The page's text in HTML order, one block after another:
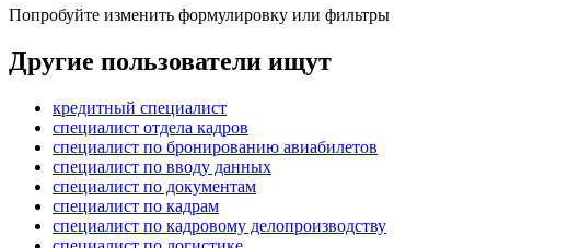
Попробуйте изменить формулировку или фильтры
Другие пользователи ищут
кредитный специалист
специалист отдела кадров
специалист по бронированию авиабилетов
специалист по вводу данных
специалист по документам
специалист по кадрам
специалист по кадровому делопроизводству